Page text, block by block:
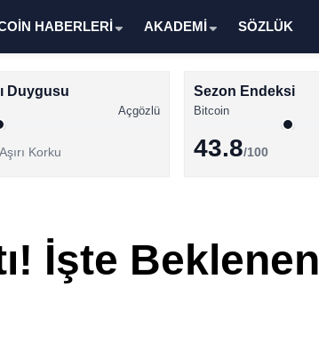
HABERLERİ AKADEMİ SÖZLÜK
Duygusu
Açgözlü
Aşırı Korku
Sezon Endeksi
Bitcoin
43.8/100
İşte Beklenen